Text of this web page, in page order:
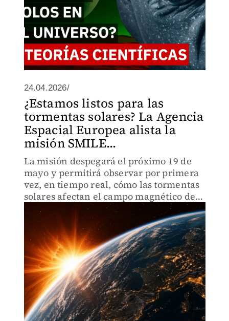
24.04.2026/
¿Estamos listos para las
tormentas solares? La Agencia
Espacial Europea alista la
misión SMILE...
La misión despegará el próximo 19 de
mayo y permitirá observar por primera
vez, en tiempo real, cómo las tormentas
solares afectan el campo magnético del
planeta.